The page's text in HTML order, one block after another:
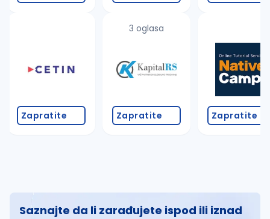
Zapratite
3 oglasa
Zapratite Zapratite
Saznajte da li zarađujete ispod ili iznad